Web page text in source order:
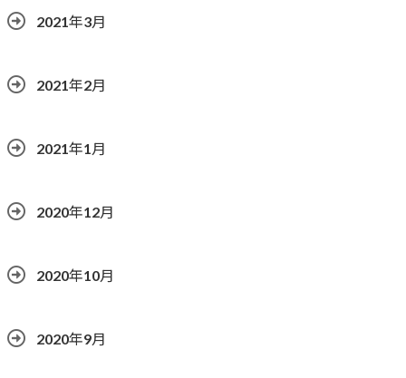
2021年3月
2021年2月
2021年1月
2020年12月
2020年10月
2020年9月